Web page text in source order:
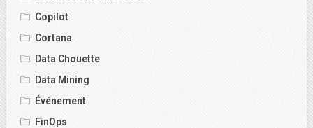
Copilot
Cortana
Data Chouette
Data Mining
Événement
FinOps